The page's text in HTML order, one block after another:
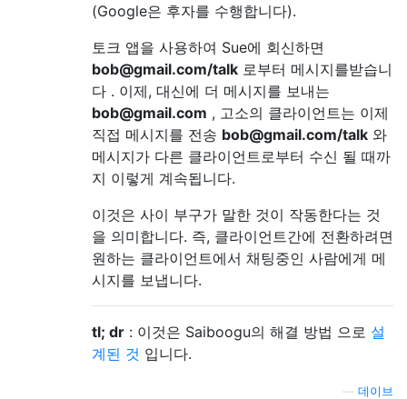
(Google은 후자를 수행합니다).
토크 앱을 사용하여 Sue에 회신하면
bob@gmail.com/talk 로부터 메시지를받습니
다 . 이제, 대신에 더 메시지를 보내는
bob@gmail.com , 고소의 클라이언트는 이제
직접 메시지를 전송 bob@gmail.com/talk 와
메시지가 다른 클라이언트로부터 수신 될 때까
지 이렇게 계속됩니다.
이것은 사이 부구가 말한 것이 작동한다는 것
을 의미합니다. 즉, 클라이언트간에 전환하려면
원하는 클라이언트에서 채팅중인 사람에게 메
시지를 보냅니다.
tl; dr : 이것은 Saiboogu의 해결 방법 으로 설
계된 것 입니다.
데이브